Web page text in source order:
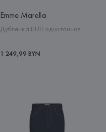
Emme Marella
Дубленка LIUTI однотонная
1 249,99 BYN